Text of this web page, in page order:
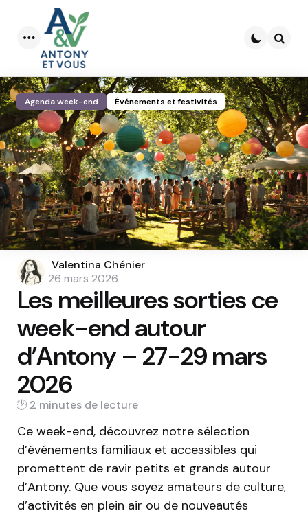
Menu
Agenda week-end Événements et festivités
Posted
by
Valentina Chénier
26 mars 2026
Les meilleures sorties ce
week-end autour
d’Antony – 27-29 mars
2026
2 min
Ce week-end, découvrez notre sélection
d’événements familiaux et accessibles qui
promettent de ravir petits et grands autour
d’Antony. Que vous soyez amateurs de culture,
d’activités en plein air ou de nouveautés